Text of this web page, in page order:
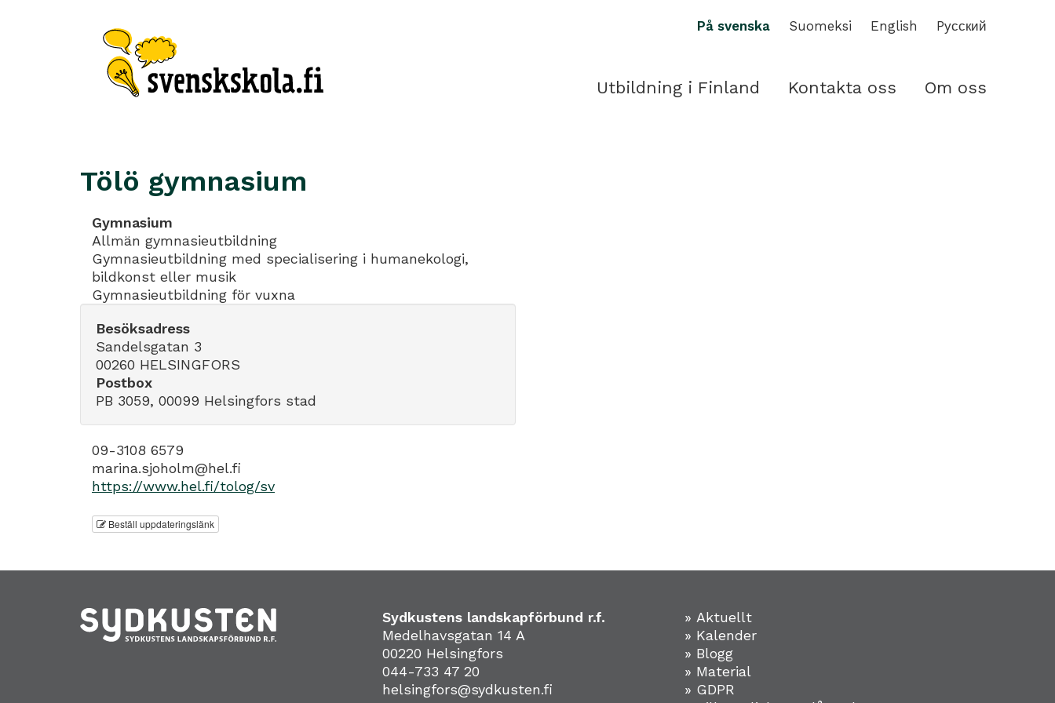
På svenska Suomeksi English Pусский
Utbildning i Finland Kontakta oss Om oss
Tölö gymnasium
Gymnasium
Allmän gymnasieutbildning
Gymnasieutbildning med specialisering i humanekologi,
bildkonst eller musik
Gymnasieutbildning för vuxna
Besöksadress
Sandelsgatan 3
00260 HELSINGFORS
Postbox
PB 3059, 00099 Helsingfors stad
09-3108 6579
marina.sjoholm@hel.fi
https://www.hel.fi/tolog/sv
Beställ uppdateringslänk
Sydkustens landskapförbund r.f.
Medelhavsgatan 14 A
00220 Helsingfors
044-733 47 20
helsingfors@sydkusten.fi
» Aktuellt
» Kalender
» Blogg
» Material
» GDPR